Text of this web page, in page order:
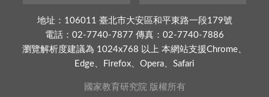
地址：106011 臺北市大安區和平東路一段179號
電話：02-7740-7877 傳真：02-7740-7886
瀏覽解析度建議為 1024x768 以上 本網站支援Chrome、
Edge、Firefox、Opera、Safari
國家教育研究院 版權所有